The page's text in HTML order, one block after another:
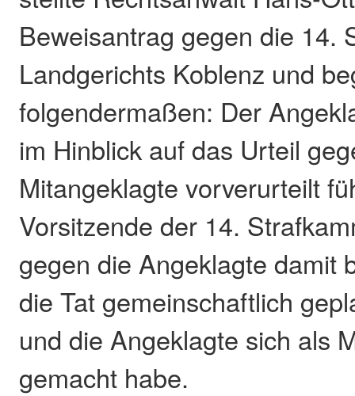
Beweisantrag gegen die 14.
Landgerichts Koblenz und
folgendermaßen: Der
im Hinblick auf das Urteil
Mitangeklagte vorverurteilt
Vorsitzende der 14.
gegen die Angeklagte damit
die Tat gemeinschaftlich
und die Angeklagte sich als
gemacht habe.